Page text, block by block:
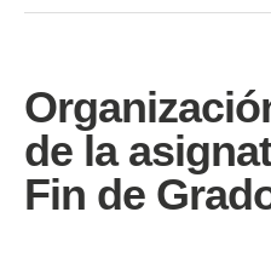
de la
Fin de